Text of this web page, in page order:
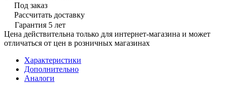
Под заказ
Рассчитать доставку
Гарантия 5 лет
Цена действительна только для интернет-магазина и может
отличаться от цен в розничных магазинах
Характеристики
Дополнительно
Аналоги